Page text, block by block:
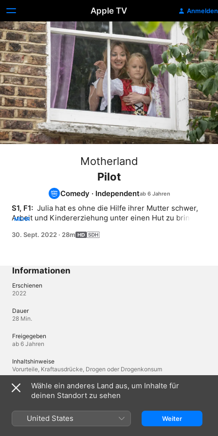
Apple TV Anmelden
Motherland
Pilot
Comedy · Independent
S1, F1: Julia hat es ohne die Hilfe ihrer Mutter schwer,
Arbeit und Kindererziehung unter einen Hut zu bringen.
aber stattdessen ist sie in einer Welt voller Chaos
MEHR
30. Sept. 2022 · 28m
Informationen
Erschienen
2022
Dauer
28 Min.
Freigegeben
ab 6 Jahren
Inhaltshinweise
Vorurteile, Kraftausdrücke, Drogen oder Drogenkonsum
Herkunftsregionen
Vereinigtes Königreich, Vereinigte Staaten
© 2016 Boom Cymru TV Ltd / 2017 Merman. All rights Reserved
Wähle ein anderes Land aus, um Inhalte für
deinen Standort zu sehen
United States Weiter